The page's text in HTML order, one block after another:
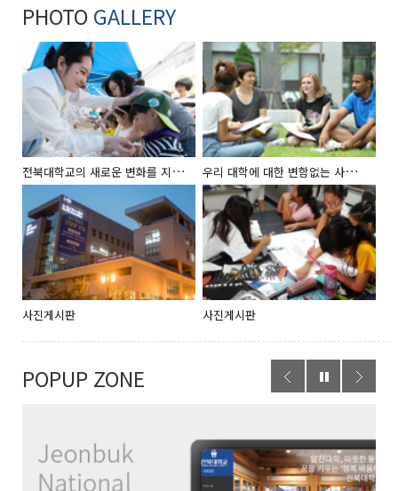
PHOTO GALLERY
전
북대학교의 새로운 변화를 지켜봐주시고 응원해주시기 바랍니다. 우
리 대학에 대한 변함없는 사랑과 성원에 깊이 감사드립니다.여러분의 관심은 변화‧발전하는
사진게시판 사진게시판
POPUP ZONE